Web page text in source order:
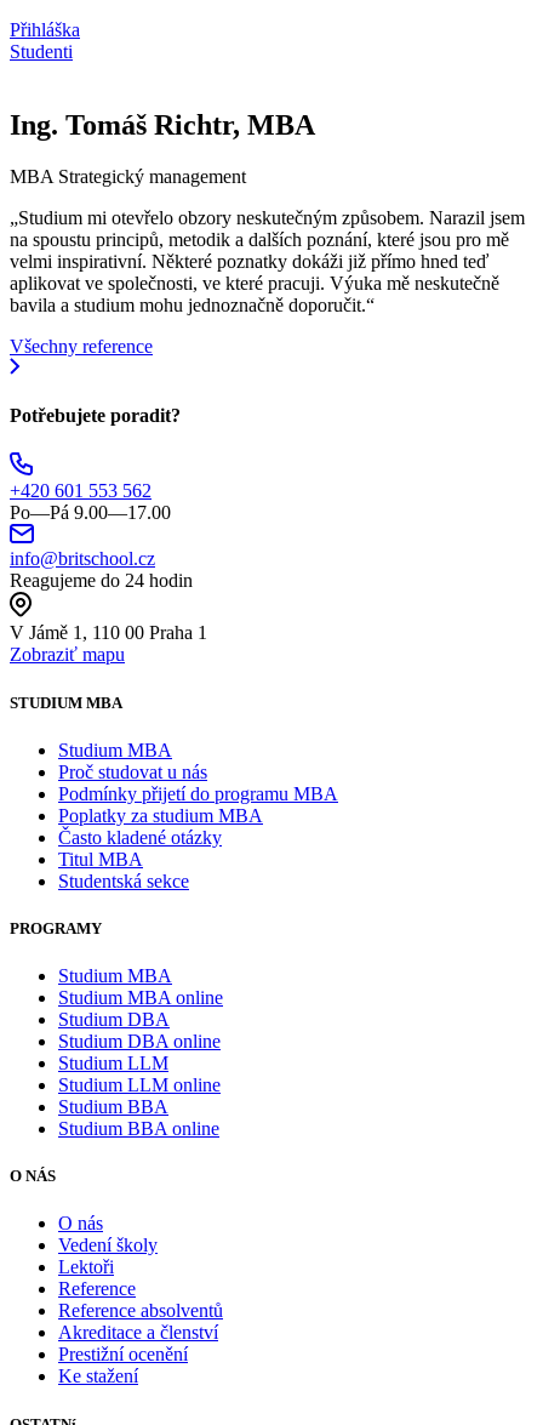
Přihláška
Studenti
Ing. Tomáš Richtr, MBA
MBA Strategický management
„Studium mi otevřelo obzory neskutečným způsobem. Narazil jsem
na spoustu principů, metodik a dalších poznání, které jsou pro mě
velmi inspirativní. Některé poznatky dokáži již přímo hned teď
aplikovat ve společnosti, ve které pracuji. Výuka mě neskutečně
bavila a studium mohu jednoznačně doporučit.“
Všechny reference
Potřebujete poradit?
+420 601 553 562
Po—Pá 9.00—17.00
info@britschool.cz
Reagujeme do 24 hodin
V Jámě 1, 110 00 Praha 1
Zobraziť mapu
STUDIUM MBA
Studium MBA
Proč studovat u nás
Podmínky přijetí do programu MBA
Poplatky za studium MBA
Často kladené otázky
Titul MBA
Studentská sekce
PROGRAMY
Studium MBA
Studium MBA online
Studium DBA
Studium DBA online
Studium LLM
Studium LLM online
Studium BBA
Studium BBA online
O NÁS
O nás
Vedení školy
Lektoři
Reference
Reference absolventů
Akreditace a členství
Prestižní ocenění
Ke stažení